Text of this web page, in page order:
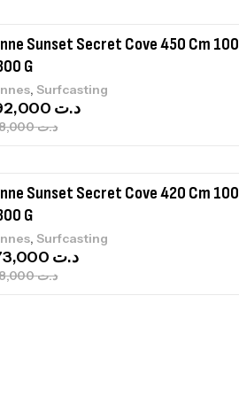
Sunset Secret Cove 450 Cm 100
G
, Surfcasting
د.ت768,000
د.ت
Sunset Secret Cove 420 Cm 100
G
, Surfcasting
د.ت748,000
د.ت